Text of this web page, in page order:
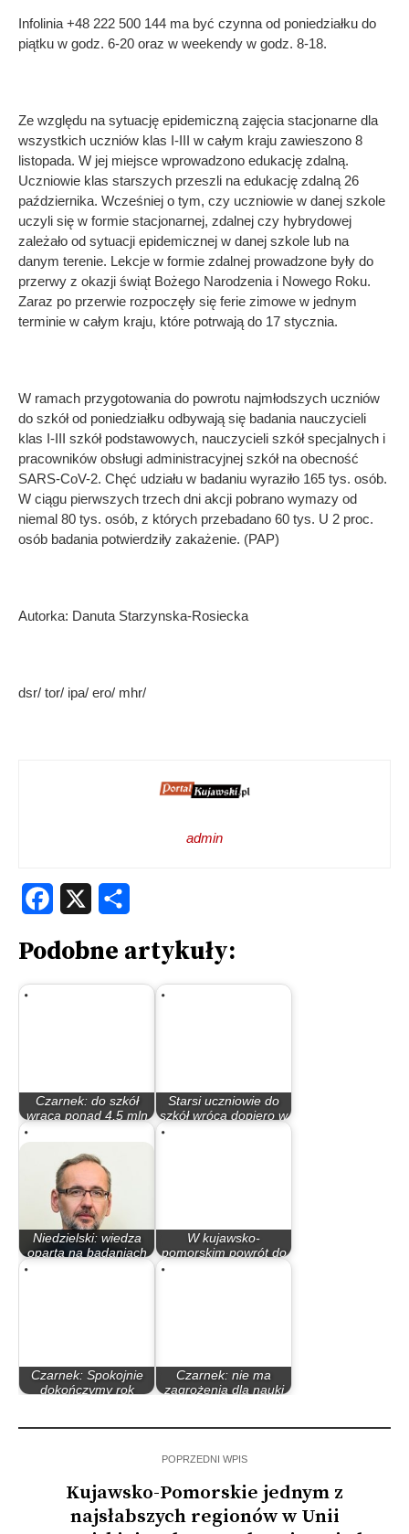
Infolinia +48 222 500 144 ma być czynna od poniedziałku do
piątku w godz. 6-20 oraz w weekendy w godz. 8-18.
Ze względu na sytuację epidemiczną zajęcia stacjonarne dla
wszystkich uczniów klas I-III w całym kraju zawieszono 8
listopada. W jej miejsce wprowadzono edukację zdalną.
Uczniowie klas starszych przeszli na edukację zdalną 26
października. Wcześniej o tym, czy uczniowie w danej szkole
uczyli się w formie stacjonarnej, zdalnej czy hybrydowej
zależało od sytuacji epidemicznej w danej szkole lub na
danym terenie. Lekcje w formie zdalnej prowadzone były do
przerwy z okazji świąt Bożego Narodzenia i Nowego Roku.
Zaraz po przerwie rozpoczęły się ferie zimowe w jednym
terminie w całym kraju, które potrwają do 17 stycznia.
W ramach przygotowania do powrotu najmłodszych uczniów
do szkół od poniedziałku odbywają się badania nauczycieli
klas I-III szkół podstawowych, nauczycieli szkół specjalnych i
pracowników obsługi administracyjnej szkół na obecność
SARS-CoV-2. Chęć udziału w badaniu wyraziło 165 tys. osób.
W ciągu pierwszych trzech dni akcji pobrano wymazy od
niemal 80 tys. osób, z których przebadano 60 tys. U 2 proc.
osób badania potwierdziły zakażenie. (PAP)
Autorka: Danuta Starzynska-Rosiecka
dsr/ tor/ ipa/ ero/ mhr/
admin
Facebook
Podobne artykuły:
Czarnek: do szkół
wraca ponad 4,5 mln
Starsi uczniowie do
szkół wrócą dopiero w
Niedzielski: wiedza
oparta na badaniach
W kujawsko-
pomorskim powrót do
nauki stacjonarnej…
Czarnek: Spokojnie
dokończymy rok
Czarnek: nie ma
zagrożenia dla nauki
POPRZEDNI WPIS
Kujawsko-Pomorskie jednym z
najsłabszych regionów w Unii